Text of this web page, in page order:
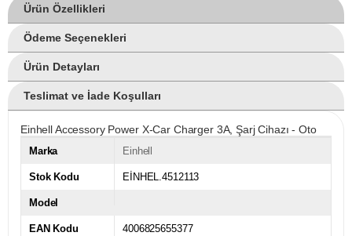
Ürün Özellikleri
Ödeme Seçenekleri
Ürün Detayları
Teslimat ve İade Koşulları
Einhell Accessory Power X-Car Charger 3A, Şarj Cihazı - Oto
Marka Einhell
Stok Kodu EİNHEL.4512113
Model
EAN Kodu 4006825655377